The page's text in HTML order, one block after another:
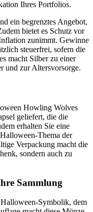
Ihres Portfolios.
ein begrenztes Angebot,
bietet es Schutz vor
zunimmt. Gewinne
steuerfrei, sofern die
macht Silber zu einer
und zur Altersvorsorge.
Howling Wolves
geliefert, die die
erhalten Sie eine
Thema der
Verpackung macht die
sondern auch zu
Sammlung
Symbolik, dem